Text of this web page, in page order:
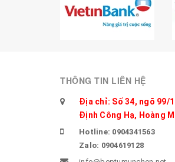
THÔNG TIN LIÊN HỆ
Địa chỉ: Số 34, ngõ 99/
Định Công Hạ, Hoàng
Hotline: 0904341563
Zalo: 0904619128